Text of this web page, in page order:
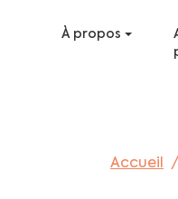
À propos
Vous êtes
Accueil